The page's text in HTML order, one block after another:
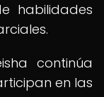
habilidades
continúa
en las